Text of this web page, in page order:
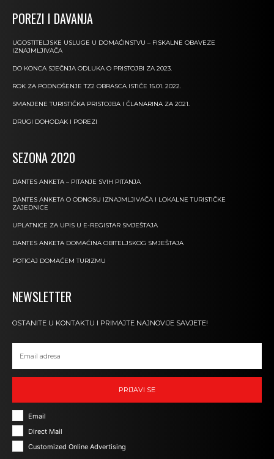
POREZI I DAVANJA
UGOSTITELJSKE USLUGE U DOMAĆINSTVU – FISKALNE OBAVEZE
IZNAJMLJIVAČA
DO KONCA SJEČNJA ODLUKA O PRISTOJBI ZA 2023.
ROK ZA PODNOŠENJE TZ2 OBRASCA ISTIČE 15.01. 2022.
SMANJENE TURISTIČKA PRISTOJBA I ČLANARINA ZA 2021.
DRUGI DOHODAK I POREZI
SEZONA 2020
DANTES ANKETA – PITANJE SVIH PITANJA
DANTES ANKETA O ODNOSU IZNAJMLJIVAČA I LOKALNE TURISTIČKE
ZAJEDNICE
UPLATNICE ZA UPIS U E-REGISTAR SMJEŠTAJA
DANTES ANKETA DOMAĆINA OBITELJSKOG SMJEŠTAJA
POTICAJ DOMAĆEM TURIZMU
NEWSLETTER
OSTANITE U KONTAKTU I PRIMAJTE NAJNOVIJE SAVJETE!
PRIJAVI SE
Email
Direct Mail
Customized Online Advertising